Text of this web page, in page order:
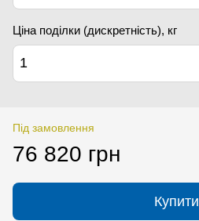
Ціна поділки (дискретність), кг
1
Під замовлення
76 820 грн
Купити